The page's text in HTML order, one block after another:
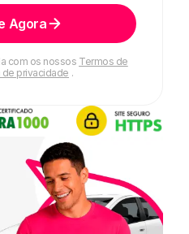
Agora
com os nossos Termos de
de privacidade .